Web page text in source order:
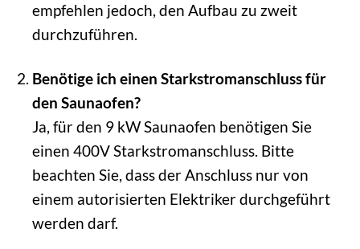
empfehlen jedoch, den Aufbau zu zweit
durchzuführen.
Benötige ich einen Starkstromanschluss für
den Saunaofen?
Ja, für den 9 kW Saunaofen benötigen Sie
einen 400V Starkstromanschluss. Bitte
beachten Sie, dass der Anschluss nur von
einem autorisierten Elektriker durchgeführt
werden darf.